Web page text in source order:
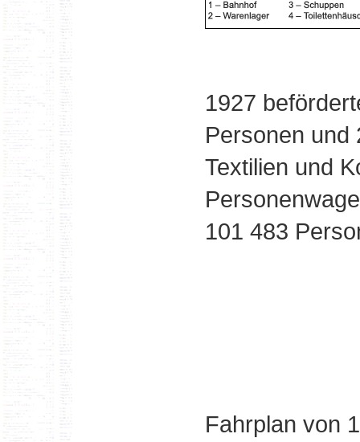
1927
Personen und
Textilien und
101 483
Fahrplan von